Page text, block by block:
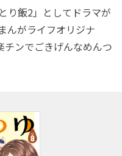
り飯2」としてドラマが
んがライフオリジナ
ンでごきげんなめんつ